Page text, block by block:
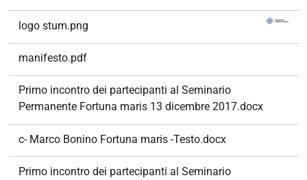
logo stum.png
manifesto.pdf
Primo incontro dei partecipanti al Seminario
Permanente Fortuna maris 13 dicembre 2017.docx
c- Marco Bonino Fortuna maris -Testo.docx
Primo incontro dei partecipanti al Seminario